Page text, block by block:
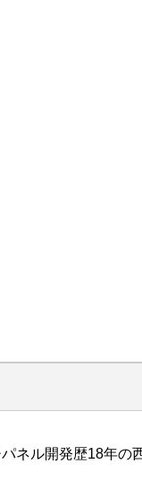
ネル開発歴18年の